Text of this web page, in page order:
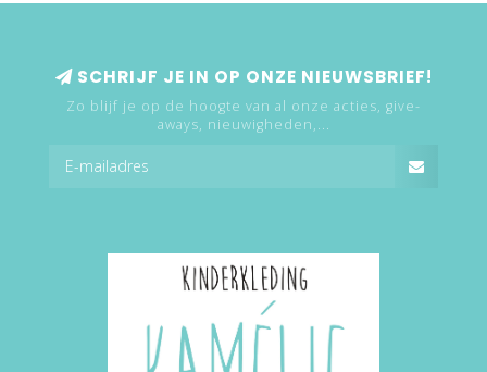
SCHRIJF JE IN OP ONZE NIEUWSBRIEF!
Zo blijf je op de hoogte van al onze acties, give-
aways, nieuwigheden,...